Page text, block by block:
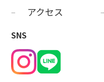
アクセス
SNS